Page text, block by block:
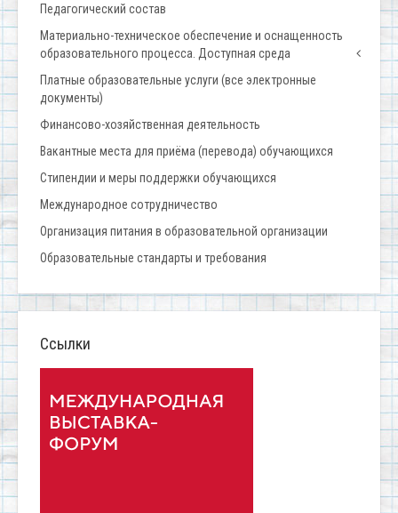
Педагогический состав
Материально-техническое обеспечение и оснащенность
образовательного процесса. Доступная среда
Платные образовательные услуги (все электронные
документы)
Финансово-хозяйственная деятельность
Вакантные места для приёма (перевода) обучающихся
Стипендии и меры поддержки обучающихся
Международное сотрудничество
Организация питания в образовательной организации
Образовательные стандарты и требования
Ссылки